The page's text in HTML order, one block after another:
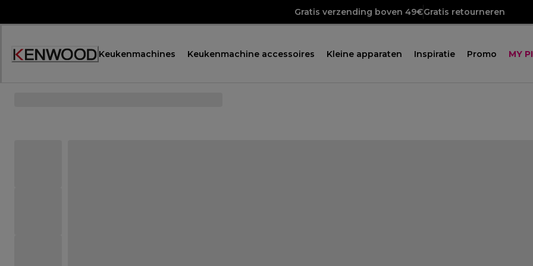
Gratis verzending boven 49€Gratis retourneren
Keukenmachines Keukenmachine accessoires Kleine apparaten Inspiratie Promo MY